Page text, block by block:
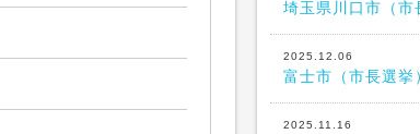
埼玉県川口市（市
2025.12.06
富士市（市長選挙
2025.11.16